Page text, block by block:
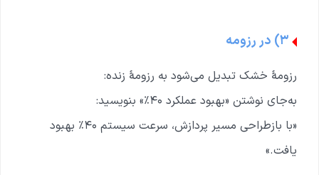
۳) در رزومه
رزومهٔ خشک تبدیل می‌شود به رزومهٔ زنده:
به‌جای نوشتن «بهبود عملکرد ۴۰٪» بنویسید:
«با بازطراحی مسیر پردازش، سرعت سیستم ۴۰٪ بهبود
یافت.»